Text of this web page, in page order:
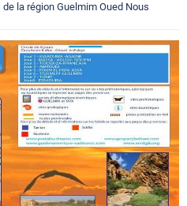
la région Guelmim Oued Nous